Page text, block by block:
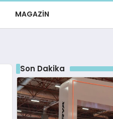
MAGAZIN
Son Dakika